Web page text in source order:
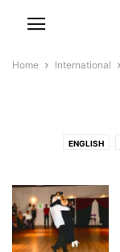
Home International
ENGLISH